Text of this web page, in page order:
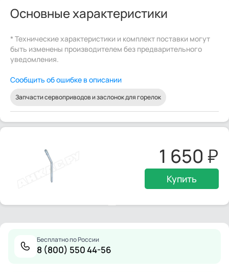
Основные характеристики
* Технические характеристики и комплект поставки могут
быть изменены производителем без предварительного
уведомления.
Сообщить об ошибке в описании
Запчасти сервоприводов и заслонок для горелок
1 650
Купить
Бесплатно по России
8 (800) 550 44-56